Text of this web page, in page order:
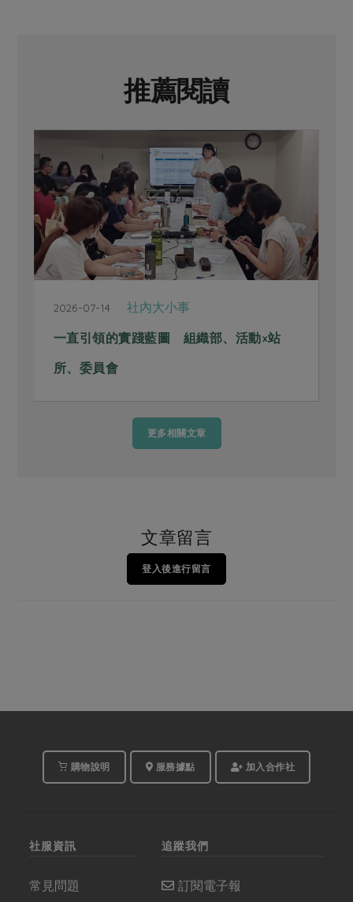
推薦閱讀
2026-06-29 親子食育
食育生活 料理的化學反應，連結人也激
發生活想像
更多相關文章
文章留言
登入後進行留言
購物說明 服務據點 加入合作社
社服資訊
常見問題
追蹤我們
訂閱電子報